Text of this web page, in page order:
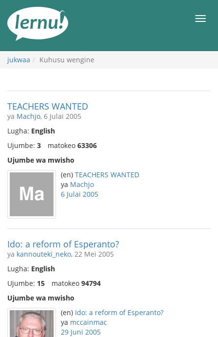
maudhui
jukwaa Kuhusu wengine
TEACHERS WANTED
ya Machjo, 6 Julai 2005
Lugha: English
Ujumbe: 3 matokeo 63306
Ujumbe wa mwisho
(en) TEACHERS WANTED
ya Machjo
6 Julai 2005
Ido: a reform of Esperanto?
ya kannouteki_neko, 22 Mei 2005
Lugha: English
Ujumbe: 15 matokeo 94794
Ujumbe wa mwisho
(en) Ido: a reform of Esperanto?
ya mccainmac
29 Juni 2005